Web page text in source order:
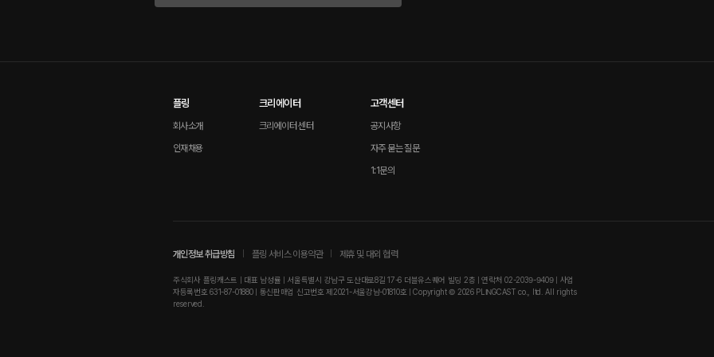
플링
회사소개
인재채용
크리에이터
크리에이터 센터
고객센터
공지사항
자주 묻는 질문
1:1문의
개인정보 취급방침 플링 서비스 이용약관 제휴 및 대외 협력
주식회사 플링캐스트 | 대표 남성률 | 서울특별시 강남구 도산대로8길 17-6 더블유스퀘어 빌딩 2층 | 연락처 02-2039-9409 | 사업
자등록번호 631-87-01880 | 통신판매업 신고번호 제2021-서울강남-01810호 | Copyright © 2026 PLINGCAST co., ltd. All rights
reserved.